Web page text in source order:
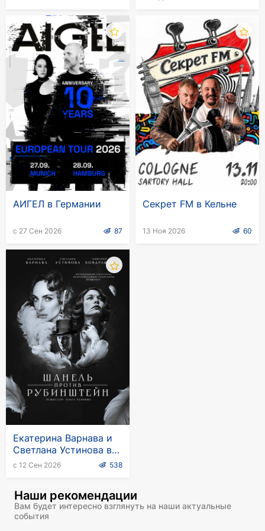
АИГЕЛ в Германии
с 27 Сен 2026 87
Секрет FM в Кельне
13 Ноя 2026 60
Екатерина Варнава и
Светлана Устинова в
спектакле "Шанель
с 12 Сен 2026 538
Наши рекомендации
Вам будет интересно взглянуть на наши актуальные
события